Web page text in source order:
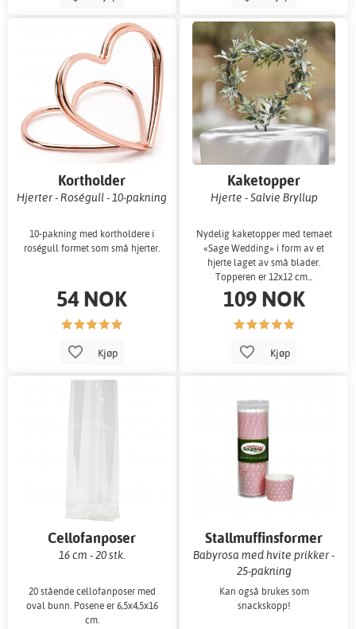
Kortholder
Hjerter - Roségull - 10-pakning
10-pakning med kortholdere i
roségull formet som små hjerter.
54 NOK
Kjøp
Kaketopper
Hjerte - Salvie Bryllup
Nydelig kaketopper med temaet
«Sage Wedding» i form av et
hjerte laget av små blader.
Topperen er 12x12 cm...
109 NOK
Kjøp
Cellofanposer
16 cm - 20 stk.
20 stående cellofanposer med
oval bunn. Posene er 6,5x4,5x16
cm.
Stallmuffinsformer
Babyrosa med hvite prikker -
25-pakning
Kan også brukes som
snackskopp!